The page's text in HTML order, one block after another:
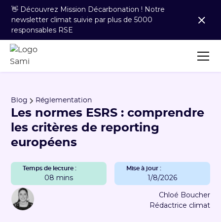
👋 Découvrez Mission Décarbonation ! Notre
newsletter climat suivie par plus de 5000
responsables RSE
Blog Réglementation
Les normes ESRS : comprendre
les critères de reporting
européens
Temps de lecture :
08 mins
Mise à jour :
1/8/2026
Chloé Boucher
Rédactrice climat